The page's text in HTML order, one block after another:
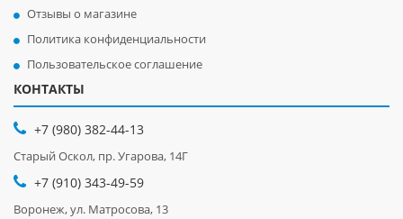
Отзывы о магазине
Политика конфиденциальности
Пользовательское соглашение
КОНТАКТЫ
+7 (980) 382-44-13
Старый Оскол, пр. Угарова, 14Г
+7 (910) 343-49-59
Воронеж, ул. Матросова, 13